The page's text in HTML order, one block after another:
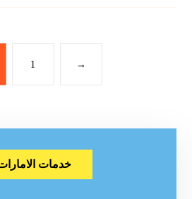
→
1
خدمات